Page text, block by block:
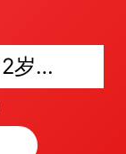
宝妈让全家吃无碘盐 2岁女儿患甲减